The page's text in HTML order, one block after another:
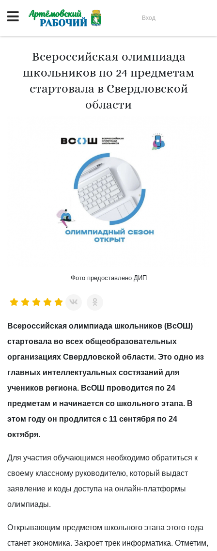
Вход
Всероссийская олимпиада
школьников по 24 предметам
стартовала в Свердловской
области
Фото предоставлено ДИП
Всероссийская олимпиада школьников (ВсОШ)
стартовала во всех общеобразовательных
организациях Свердловской области. Это одно из
главных интеллектуальных состязаний для
учеников региона. ВсОШ проводится по 24
предметам и начинается со школьного этапа. В
этом году он продлится с 11 сентября по 24
октября.
Для участия обучающимся необходимо обратиться к
своему классному руководителю, который выдаст
заявление и коды доступа на онлайн-платформы
олимпиады.
Открывающим предметом школьного этапа этого года
станет экономика. Закроет трек информатика. Отметим,